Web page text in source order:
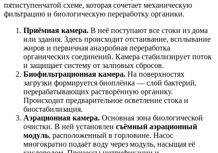
пятиступенчатой схеме, которая сочетает механическую
фильтрацию и биологическую переработку органики.
Приёмная камера. В неё поступают все стоки из дома
или здания. Здесь происходит отстаивание, всплывание
жиров и первичная анаэробная переработка
органических соединений. Камера стабилизирует поток
и защищает систему от залповых сбросов.
Биофильтрационная камера. На поверхностях
загрузки формируется биоплёнка — слой бактерий,
перерабатывающих растворённую органику.
Происходит предварительное осветление стока и
биостабилизация.
Аэрационная камера. Основная зона биологической
очистки. В ней установлен съёмный аэрационный
модуль, расположенный в горловине. Насос
многократно подаёт воду через модуль, насыщая её